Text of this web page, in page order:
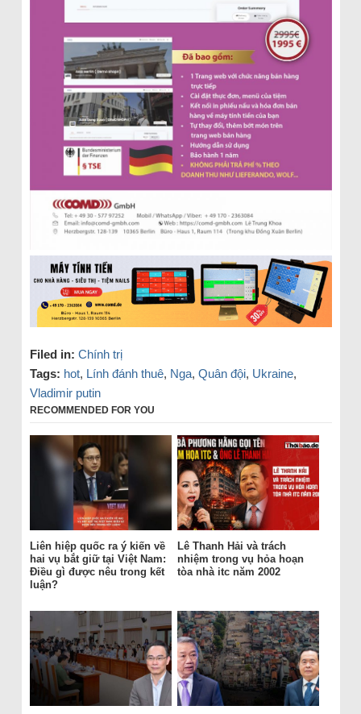
Filed in: Chính trị
Tags: hot, Lính đánh thuê, Nga, Quân đội, Ukraine,
Vladimir putin
RECOMMENDED FOR YOU
Liên hiệp quốc ra ý kiến về
hai vụ bắt giữ tại Việt Nam:
Điều gì được nêu trong kết
luận?
Lê Thanh Hải và trách
nhiệm trong vụ hỏa hoạn
tòa nhà itc năm 2002